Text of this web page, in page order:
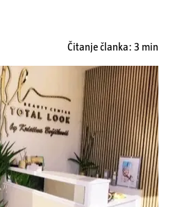
Čitanje članka: 3 min